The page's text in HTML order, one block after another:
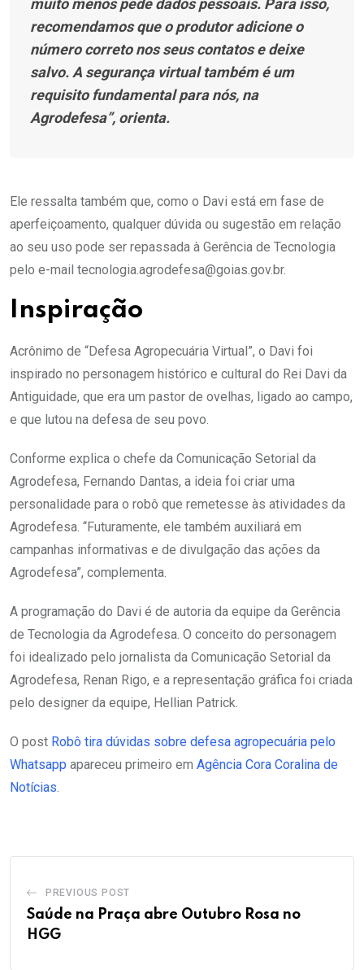
muito menos pede dados pessoais. Para isso,
recomendamos que o produtor adicione o
número correto nos seus contatos e deixe
salvo. A segurança virtual também é um
requisito fundamental para nós, na
Agrodefesa”, orienta.
Ele ressalta também que, como o Davi está em fase de
aperfeiçoamento, qualquer dúvida ou sugestão em relação
ao seu uso pode ser repassada à Gerência de Tecnologia
pelo e-mail tecnologia.agrodefesa@goias.gov.br.
Inspiração
Acrônimo de “Defesa Agropecuária Virtual”, o Davi foi
inspirado no personagem histórico e cultural do Rei Davi da
Antiguidade, que era um pastor de ovelhas, ligado ao campo,
e que lutou na defesa de seu povo.
Conforme explica o chefe da Comunicação Setorial da
Agrodefesa, Fernando Dantas, a ideia foi criar uma
personalidade para o robô que remetesse às atividades da
Agrodefesa. “Futuramente, ele também auxiliará em
campanhas informativas e de divulgação das ações da
Agrodefesa”, complementa.
A programação do Davi é de autoria da equipe da Gerência
de Tecnologia da Agrodefesa. O conceito do personagem
foi idealizado pelo jornalista da Comunicação Setorial da
Agrodefesa, Renan Rigo, e a representação gráfica foi criada
pelo designer da equipe, Hellian Patrick.
O post Robô tira dúvidas sobre defesa agropecuária pelo
Whatsapp apareceu primeiro em Agência Cora Coralina de
Notícias.
PREVIOUS POST
Saúde na Praça abre Outubro Rosa no
HGG